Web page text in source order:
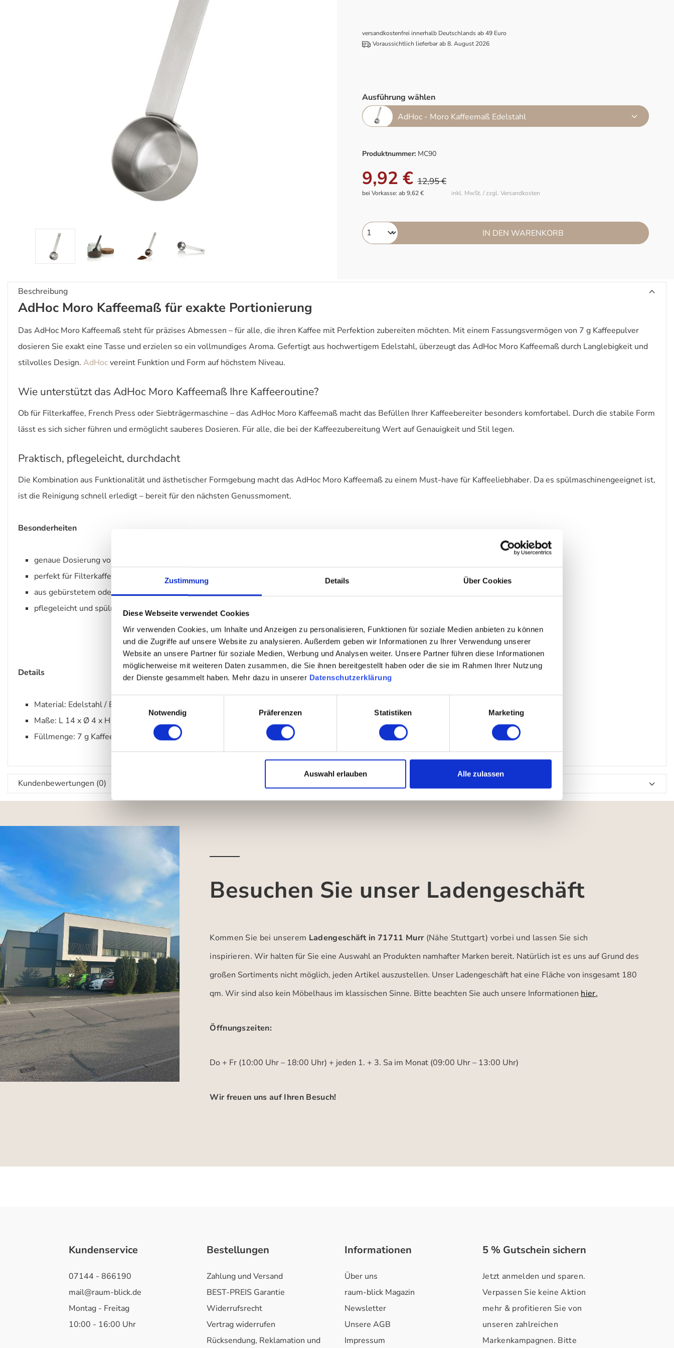
Zustimmung Details Über Cookies
Diese Webseite verwendet Cookies
Wir verwenden Cookies, um Inhalte und Anzeigen zu personalisieren, Funktionen für soziale Medien anbieten zu können
und die Zugriffe auf unsere Website zu analysieren. Außerdem geben wir Informationen zu Ihrer Verwendung unserer
Website an unsere Partner für soziale Medien, Werbung und Analysen weiter. Unsere Partner führen diese Informationen
möglicherweise mit weiteren Daten zusammen, die Sie ihnen bereitgestellt haben oder die sie im Rahmen Ihrer Nutzung
der Dienste gesammelt haben. Mehr dazu in unserer Datenschutzerklärung
Einwilligungsauswahl
Notwendig
Präferenzen Statistiken Marketing
Auswahl erlauben Alle zulassen
versandkostenfrei innerhalb Deutschlands ab 49 Euro
Voraussichtlich lieferbar ab 8. August 2026
Ausführung wählen
AdHoc - Moro Kaffeemaß Edelstahl
Produktnummer: MC90
9,92 € 12,95 €
inkl. MwSt. / zzgl. Versandkosten
bei Vorkasse: ab 9,62 €
IN DEN WARENKORB
Beschreibung
AdHoc Moro Kaffeemaß für exakte Portionierung
Das AdHoc Moro Kaffeemaß steht für präzises Abmessen – für alle, die ihren Kaffee mit Perfektion zubereiten möchten. Mit einem Fassungsvermögen von 7 g Kaffeepulver
dosieren Sie exakt eine Tasse und erzielen so ein vollmundiges Aroma. Gefertigt aus hochwertigem Edelstahl, überzeugt das AdHoc Moro Kaffeemaß durch Langlebigkeit und
stilvolles Design. AdHocvereint Funktion und Form auf höchstem Niveau.
Wie unterstützt das AdHoc Moro Kaffeemaß Ihre Kaffeeroutine?
Ob für Filterkaffee, French Press oder Siebträgermaschine – das AdHoc Moro Kaffeemaß macht das Befüllen Ihrer Kaffeebereiter besonders komfortabel. Durch die stabile Form
lässt es sich sicher führen und ermöglicht sauberes Dosieren. Für alle, die bei der Kaffeezubereitung Wert auf Genauigkeit und Stil legen.
Praktisch, pflegeleicht, durchdacht
Die Kombination aus Funktionalität und ästhetischer Formgebung macht das AdHoc Moro Kaffeemaß zu einem Must-have für Kaffeeliebhaber. Da es spülmaschinengeeignet ist,
ist die Reinigung schnell erledigt – bereit für den nächsten Genussmoment.
Besonderheiten
genaue Dosierung von 7 g Kaffeepulver – ideal für eine Tasse
perfekt für Filterkaffee, French Press oder Siebträger
aus gebürstetem oder schwarzem Edelstahl gefertigt
pflegeleicht und spülmaschinengeeignet
Details
Material: Edelstahl / Edelstahl schwarz
Maße: L 14 x Ø 4 x H 2,2 cm
Füllmenge: 7 g Kaffeepulver
Kundenbewertungen (0)
Besuchen Sie unser Ladengeschäft
Kommen Sie bei unserem Ladengeschäft in 71711 Murr (Nähe Stuttgart) vorbei und lassen Sie sich
inspirieren.Wir halten für Sie eine Auswahl an Produkten namhafter Marken bereit. Natürlich ist es uns auf Grund des
großen Sortiments nicht möglich, jeden Artikel auszustellen. Unser Ladengeschäft hat eine Fläche von insgesamt 180
qm. Wir sind also kein Möbelhaus im klassischen Sinne. Bitte beachten Sie auch unsere Informationen hier.
Öffnungszeiten:
Do + Fr (10:00 Uhr – 18:00 Uhr) + jeden 1. + 3. Sa im Monat (09:00 Uhr – 13:00 Uhr)
Wir freuen uns auf Ihren Besuch!
Kundenservice
07144 - 866190
mail@raum-blick.de
Montag - Freitag
10:00 - 16:00 Uhr
Bestellungen
Zahlung und Versand
BEST-PREIS Garantie
Widerrufsrecht
Vertrag widerrufen
Rücksendung, Reklamation und
Informationen
Über uns
raum-blick Magazin
Newsletter
Unsere AGB
Impressum
5 % Gutschein sichern
Jetzt anmelden und sparen.
Verpassen Sie keine Aktion
mehr & profitieren Sie von
unseren zahlreichen
Markenkampagnen. Bitte